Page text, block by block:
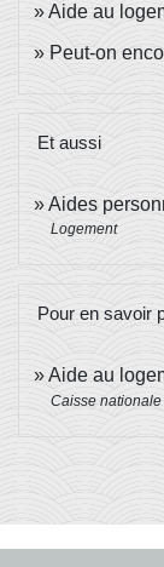
Aide au
Peut-on
Et aussi
Aides
Logement
Pour en savoir
Aide au
Caisse